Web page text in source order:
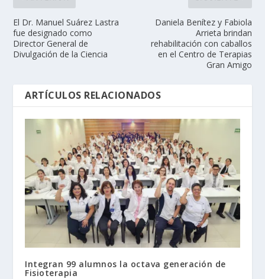
El Dr. Manuel Suárez Lastra
fue designado como
Director General de
Divulgación de la Ciencia
Daniela Benítez y Fabiola
Arrieta brindan
rehabilitación con caballos
en el Centro de Terapias
Gran Amigo
ARTÍCULOS RELACIONADOS
Integran 99 alumnos la octava generación de
Fisioterapia